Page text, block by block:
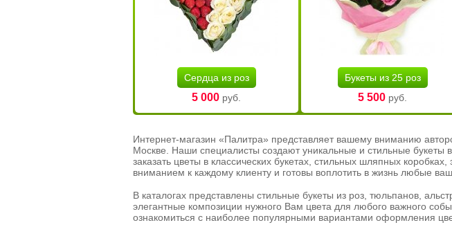
Сердца из роз
5 000 руб.
Букеты из 25 роз
5 500 руб.
Интернет-магазин «Палитра» представляет вашему вниманию
Москве. Наши специалисты создают уникальные и стильные
заказать цветы в классических букетах, стильных шляпных
вниманием к каждому клиенту и готовы воплотить в жизнь любые
В каталогах представлены стильные букеты из роз, тюльпанов,
элегантные композиции нужного Вам цвета для любого важного
ознакомиться с наиболее популярными вариантами оформления